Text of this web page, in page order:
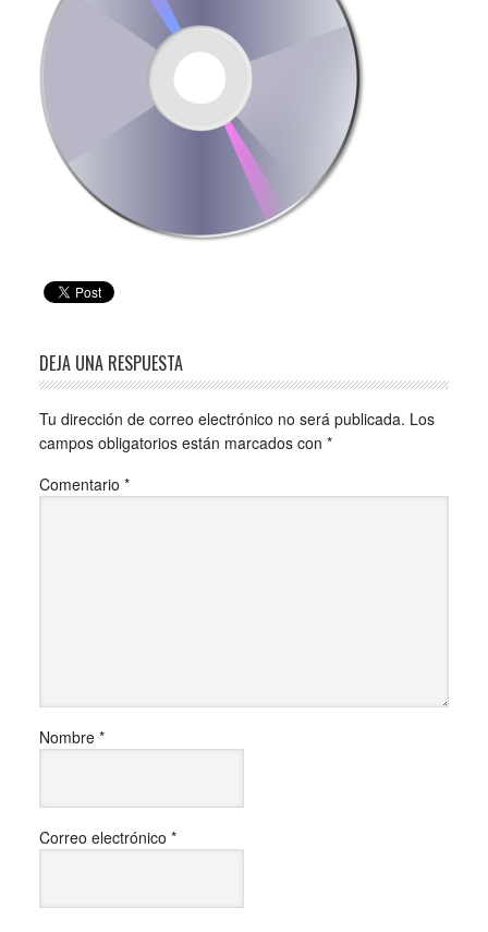
DEJA UNA RESPUESTA
Tu dirección de correo electrónico no será publicada. Los
campos obligatorios están marcados con *
Comentario *
Nombre *
Correo electrónico *